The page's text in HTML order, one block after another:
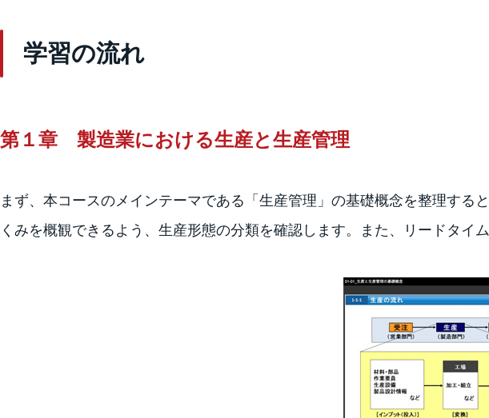
学習の流れ
第１章 製造業における生産と生産管理
まず、本コースのメインテーマである「生産管理」の基礎概念を整理す
くみを概観できるよう、生産形態の分類を確認します。また、リードタイ